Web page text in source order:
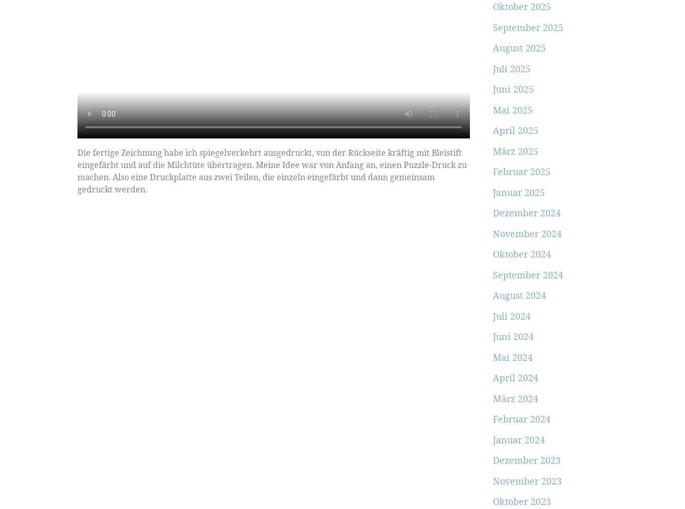
Die fertige Zeichnung habe ich spiegelverkehrt ausgedruckt, von der Rückseite kräftig mit Bleistift
eingefärbt und auf die Milchtüte übertragen. Meine Idee war von Anfang an, einen Puzzle-Druck zu
machen. Also eine Druckplatte aus zwei Teilen, die einzeln eingefärbt und dann gemeinsam
gedruckt werden.
Oktober 2025
September 2025
August 2025
Juli 2025
Juni 2025
Mai 2025
April 2025
März 2025
Februar 2025
Januar 2025
Dezember 2024
November 2024
Oktober 2024
September 2024
August 2024
Juli 2024
Juni 2024
Mai 2024
April 2024
März 2024
Februar 2024
Januar 2024
Dezember 2023
November 2023
Oktober 2023